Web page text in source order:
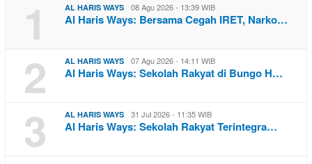
1 AL HARIS WAYS 08 Agu 2026 - 13:39 WIB
Al Haris Ways: Bersama Cegah IRET, Narko…
2 AL HARIS WAYS 07 Agu 2026 - 14:11 WIB
Al Haris Ways: Sekolah Rakyat di Bungo H…
3 AL HARIS WAYS 31 Jul 2026 - 11:35 WIB
Al Haris Ways: Sekolah Rakyat Terintegra…